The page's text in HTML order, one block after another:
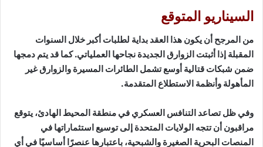
السيناريو المتوقع
من المرجح أن يكون هذا العقد بداية لطلبات أكبر خلال السنوات
المقبلة إذا أثبتت الزوارق الجديدة نجاحها العملياتي. كما قد يتم دمجها
ضمن شبكات قتالية أوسع تشمل الطائرات المسيرة والزوارق غير
المأهولة وأنظمة الاستطلاع المتقدمة.
وفي ظل تصاعد التنافس العسكري في منطقة المحيط الهادئ، يتوقع
مراقبون أن تتجه الولايات المتحدة إلى توسيع استثماراتها في
المنصات البحرية الصغيرة والشبحية، باعتبارها عنصرًا أساسيًا في أي